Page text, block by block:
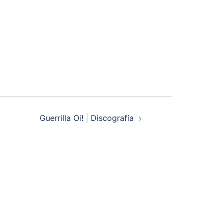
Guerrilla Oi! | Discografía